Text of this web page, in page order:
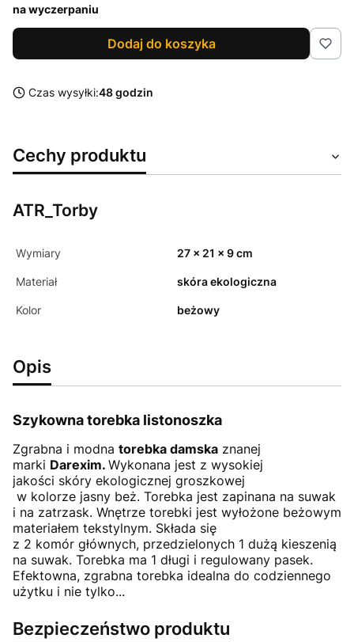
na wyczerpaniu
Dodaj do koszyka
Czas wysyłki:48 godzin
Cechy produktu
ATR_Torby
Wymiary 27 x 21 x 9 cm
Materiał skóra ekologiczna
Kolor beżowy
Opis
Szykownatorebka listonoszka
Zgrabna i modna torebka damska znanej
marki Darexim. Wykonana jest z wysokiej
jakości skóry ekologicznej groszkowej
w kolorze jasny beż. Torebka jest zapinana na suwak
i na zatrzask. Wnętrze torebki jest wyłożone beżowym
materiałem tekstylnym. Składa się
z 2 komór głównych, przedzielonych 1 dużą kieszenią
na suwak. Torebka ma 1 długi i regulowany pasek.
Efektowna, zgrabna torebka idealna do codziennego
użytku i nie tylko...
Bezpieczeństwo produktu